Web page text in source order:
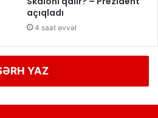
açıqladı
4 saat əvvəl
YAZ